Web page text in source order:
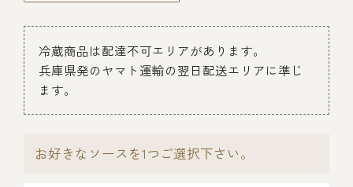
価格で探す
～￥2,999
冷蔵商品は配達不可エリアがあります。
兵庫県発のヤマト運輸の翌日配送エリアに準じ
ます。
お好きなソースを1つご選択下さい。